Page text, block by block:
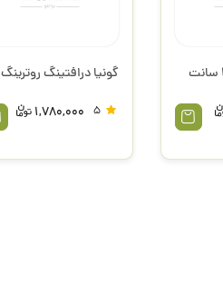
گونیا 45 درجه 25 سانت
گونیا درافتینگ روترینگ
5
1,780,000